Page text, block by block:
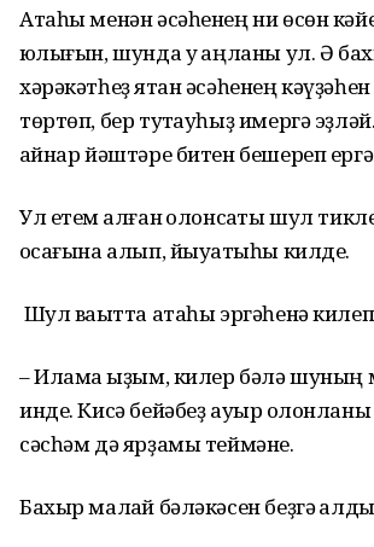
Атаһы менән әсәһенең ни өсөн
юҡлығын, шунда уҡ аңланы ул. Ә
хәрәкәтһеҙ ятҡан әсәһенең
төртөп, бер туҡтауһыҙ имергә
ҡайнар йәштәре битен бешереп
Ул етем ҡалған ҡолонсаҡты шул
ҡосағына алып, йыуатҡыһы килде.
Шул ваҡытта атаһы эргәһенә
– Илама ҡыҙым, килер бәлә шуның
инде. Кисә бейәбеҙ ауыр
сәсһәм дә ярҙамы теймәне.
Бахыр малҡай бәләкәсен беҙгә